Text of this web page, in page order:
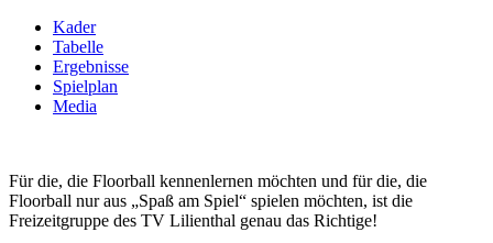
Kader
Tabelle
Ergebnisse
Spielplan
Media
Für die, die Floorball kennenlernen möchten und für die, die
Floorball nur aus „Spaß am Spiel“ spielen möchten, ist die
Freizeitgruppe des TV Lilienthal genau das Richtige!